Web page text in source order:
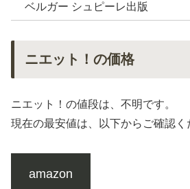
ベルガー シュピーレ出版
ニエット！の価格
ニエット！の値段は、不明です。
現在の最安値は、以下からご確認く
amazon